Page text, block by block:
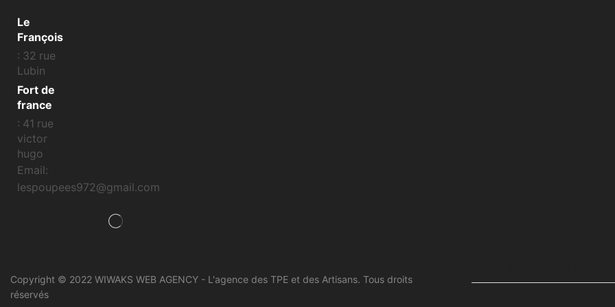
Le
François
: 32 rue
Lubin
Fort de
france
: 41 rue
victor
hugo
Email:
lespoupees972@gmail.com
Copyright © 2022 WIWAKS WEB AGENCY - L'agence des TPE et des Artisans. Tous droits
réservés